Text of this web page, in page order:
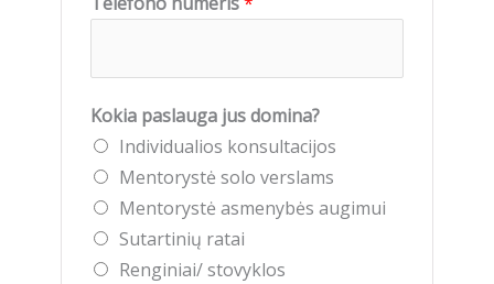
Kokia paslauga jus domina?
Individualios konsultacijos
Mentorystė solo verslams
Mentorystė asmenybės augimui
Sutartinių ratai
Renginiai/ stovyklos